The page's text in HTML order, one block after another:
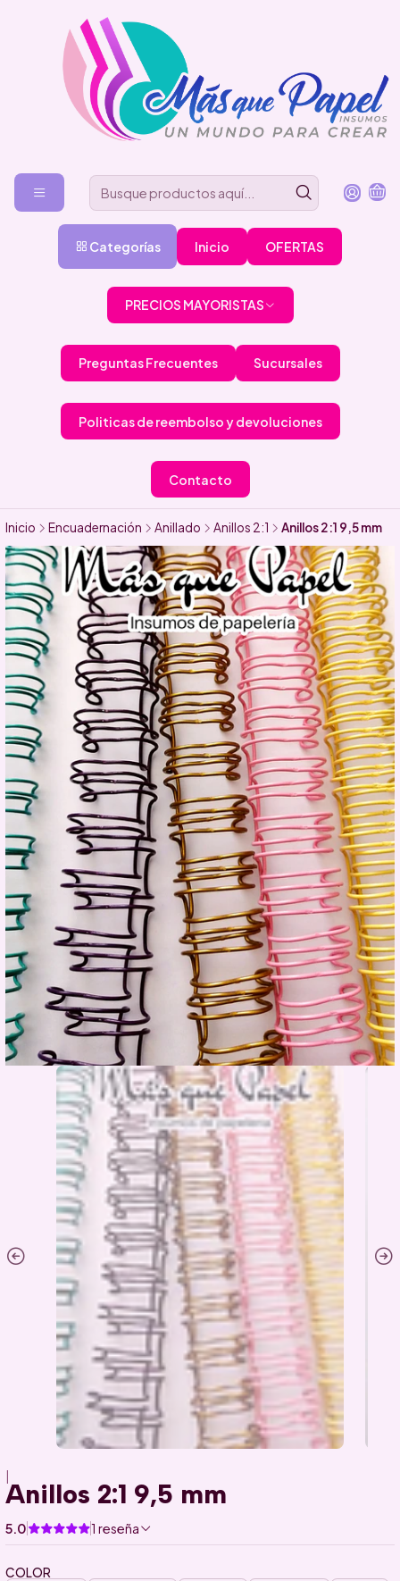
Categorías Inicio OFERTAS
PRECIOS MAYORISTAS
Preguntas Frecuentes Sucursales
Politicas de reembolso y devoluciones
Contacto
Inicio Encuadernación Anillado Anillos 2:1 Anillos 2:1 9,5 mm
Anillos 2:1 9,5 mm
5.0 1 reseña
COLOR